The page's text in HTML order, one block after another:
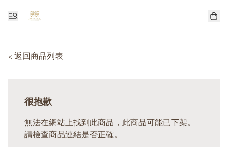
< 返回商品列表
很抱歉
無法在網站上找到此商品，此商品可能已下架。
請檢查商品連結是否正確。